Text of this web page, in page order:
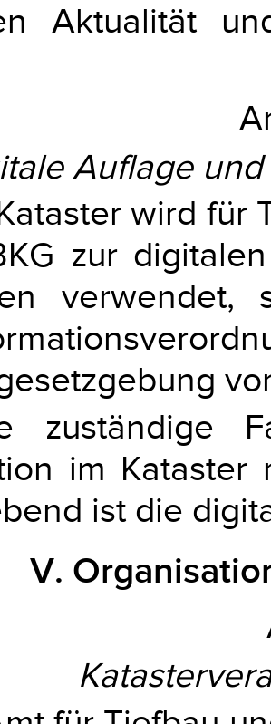
Aktualität
Auflage
wird für
zur
zuständige
im
ist die
V.